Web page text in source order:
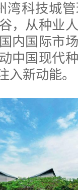
湾科技城
，从种业
内国际市
中国现代
入新动能。